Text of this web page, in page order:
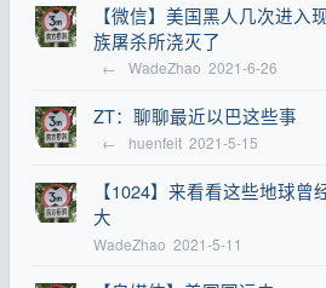
【微信】美国黑人几次进入
族屠杀所浇灭了
← WadeZhao 2021-6-26
ZT：聊聊最近以巴这些事
← huenfeit 2021-5-15
【1024】来看看这些地球
大
WadeZhao 2021-5-11